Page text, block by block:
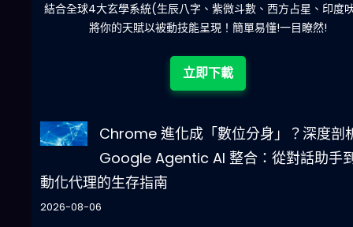
減少超過500萬個低概率中獎組合，提高中獎率
立即下載
Chrome 進化成「數位分身」？深度剖
Google Agentic AI 整合：從對話助手
動化代理的生存指南
2026-08-06